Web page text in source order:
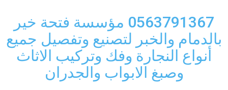
content
0563791367 مؤسسة فتحة خير
بالدمام والخبر لتصنيع وتفصيل جميع
أنواع النجارة وفك وتركيب الاثاث
وصبغ الابواب والجدران